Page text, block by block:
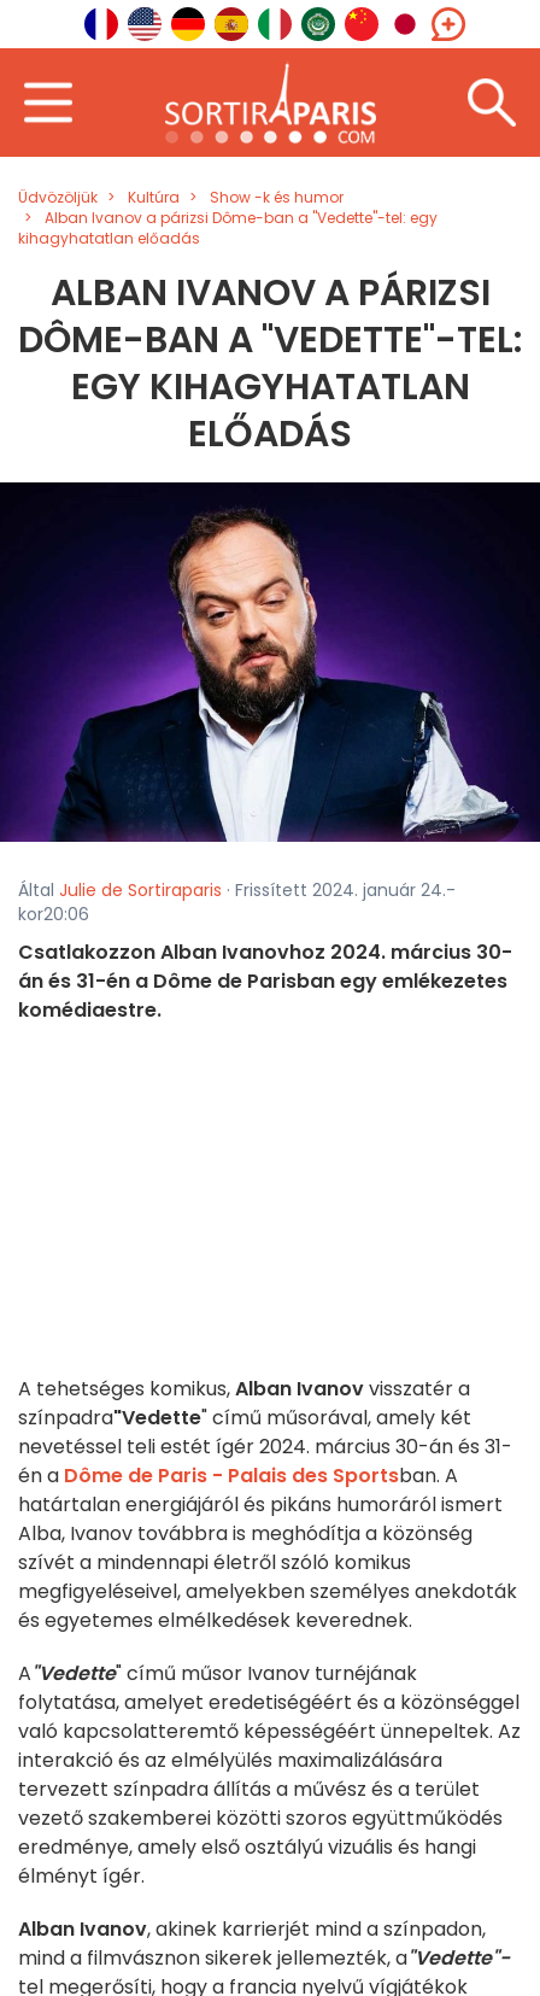
Üdvözöljük Kultúra
Show -k és humor
Alban Ivanov a párizsi Dôme-ban a "Vedette"-tel: egy
kihagyhatatlan előadás
ALBAN IVANOV A PÁRIZSI
DÔME-BAN A "VEDETTE"-TEL:
EGY KIHAGYHATATLAN
ELŐADÁS
Által Julie de Sortiraparis · Frissített 2024. január 24.-
kor20:06
Csatlakozzon Alban Ivanovhoz 2024. március 30-
án és 31-én a Dôme de Parisban egy emlékezetes
komédiaestre.
A tehetséges komikus,Alban Ivanovvisszatér a
színpadra"Vedette" című műsorával, amely két
nevetéssel teli estét ígér 2024. március 30-án és 31-
én a Dôme de Paris - Palais des Sportsban. A
határtalan energiájáról és pikáns humoráról ismert
Alba, Ivanov továbbra is meghódítja a közönség
szívét a mindennapi életről szóló komikus
megfigyeléseivel, amelyekben személyes anekdoták
és egyetemes elmélkedések keverednek.
A"Vedette" című műsor Ivanov turnéjának
folytatása, amelyet eredetiségéért és a közönséggel
való kapcsolatteremtő képességéért ünnepeltek. Az
interakció és az elmélyülés maximalizálására
tervezett színpadra állítás a művész és a terület
vezető szakemberei közötti szoros együttműködés
eredménye, amely első osztályú vizuális és hangi
élményt ígér.
Alban Ivanov, akinek karrierjét mind a színpadon,
mind a filmvásznon sikerek jellemezték, a"Vedette"-
tel megerősíti, hogy a francia nyelvű vígjátékok